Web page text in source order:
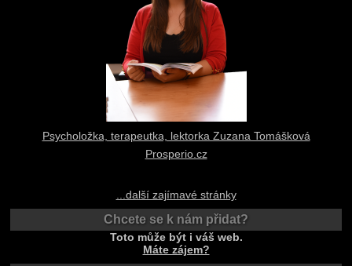
Psycholožka, terapeutka, lektorka Zuzana Tomášková
Prosperio.cz
...další zajímavé stránky
Chcete se k nám přidat?
Toto může být i váš web.
Máte zájem?